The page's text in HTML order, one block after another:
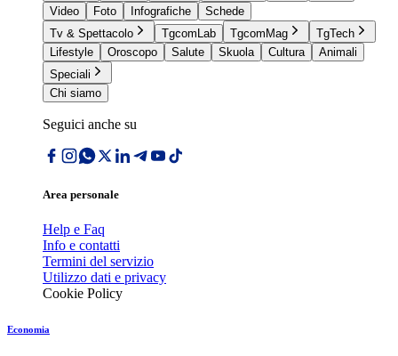
Video
Foto Infografiche
Schede
Tv & Spettacolo
TgcomLab TgcomMag
TgTech
Lifestyle
Oroscopo Salute Skuola Cultura
Animali
Speciali
Chi siamo
Seguici anche su
Area personale
Help e Faq
Info e contatti
Termini del servizio
Utilizzo dati e privacy
Cookie Policy
Economia